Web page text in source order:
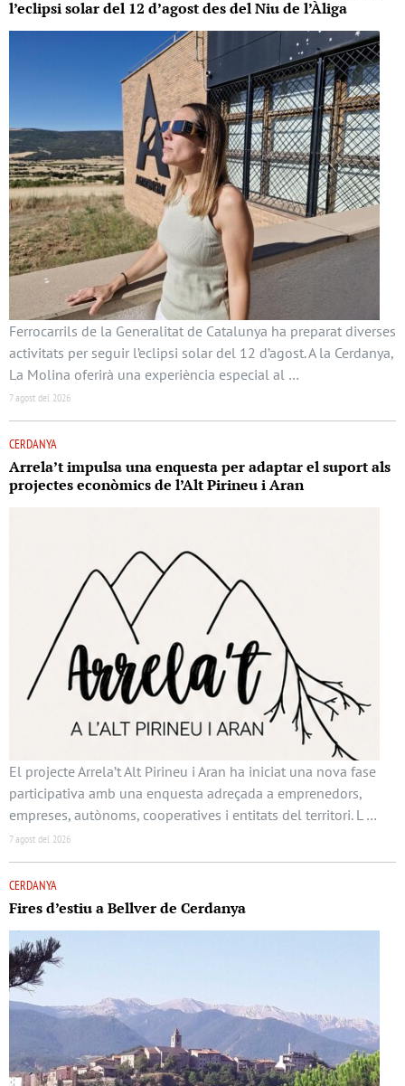
l’eclipsi solar del 12 d’agost des del Niu de l’Àliga
Ferrocarrils de la Generalitat de Catalunya ha preparat diverses
activitats per seguir l’eclipsi solar del 12 d’agost. A la Cerdanya,
La Molina oferirà una experiència especial al …
7 agost del 2026
CERDANYA
Arrela’t impulsa una enquesta per adaptar el suport als
projectes econòmics de l’Alt Pirineu i Aran
El projecte Arrela’t Alt Pirineu i Aran ha iniciat una nova fase
participativa amb una enquesta adreçada a emprenedors,
empreses, autònoms, cooperatives i entitats del territori. L …
7 agost del 2026
CERDANYA
Fires d’estiu a Bellver de Cerdanya